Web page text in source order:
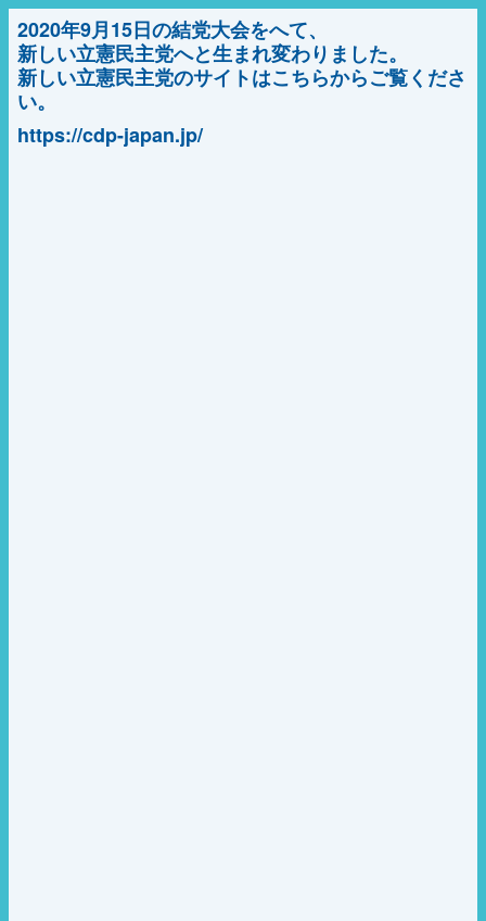
2020年9月15日の結党大会をへて、
新しい立憲民主党へと生まれ変わりました。
新しい立憲民主党のサイトはこちらからご覧くださ
い。
https://cdp-japan.jp/